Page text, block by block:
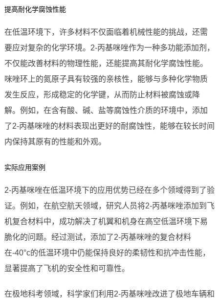
提高耐化学腐蚀性能
在低温环境下，许多材料不仅面临着机械性能的挑战，还需
要应对复杂的化学环境。2-丙基咪唑作为一种多功能添加剂，
不仅能改善材料的物理性能，还能提高其耐化学腐蚀性能。
咪唑环上的氮原子具有较强的亲核性，能够与多种化学物质
发生反应，形成稳定的化学键，从而防止材料被腐蚀或降
解。例如，在含有酸、碱、盐等腐蚀性介质的环境中，添加
了2-丙基咪唑的材料表现出更好的耐腐蚀性，能够在较长时间
内保持其原有的性能和外观。
实际应用案例
2-丙基咪唑在低温环境下的应用优势已经在多个领域得到了验
证。例如，在航空航天领域，研究人员将2-丙基咪唑添加到飞
机复合材料中，成功解决了机翼和机身在高空低温环境下易
脆化的问题。经过测试，添加了2-丙基咪唑的复合材料
在-40°c的低温环境中仍能保持良好的柔韧性和抗冲击性能，
显著提高了飞机的安全性和可靠性。
在极地科考领域，科学家们利用2-丙基咪唑改进了极地车辆和